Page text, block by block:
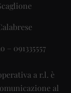
– 091335557
a r.l. è
al